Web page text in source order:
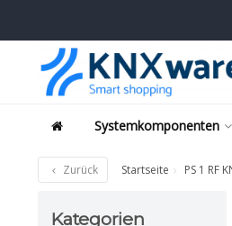
Systemkomponenten
Zurück Startseite PS 1 RF
Kategorien